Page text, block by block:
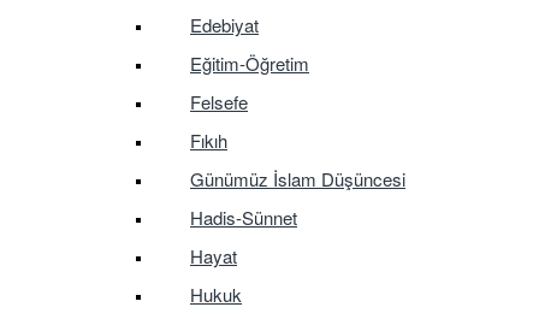
Edebiyat
Eğitim-Öğretim
Felsefe
Fıkıh
Günümüz İslam Düşüncesi
Hadis-Sünnet
Hayat
Hukuk